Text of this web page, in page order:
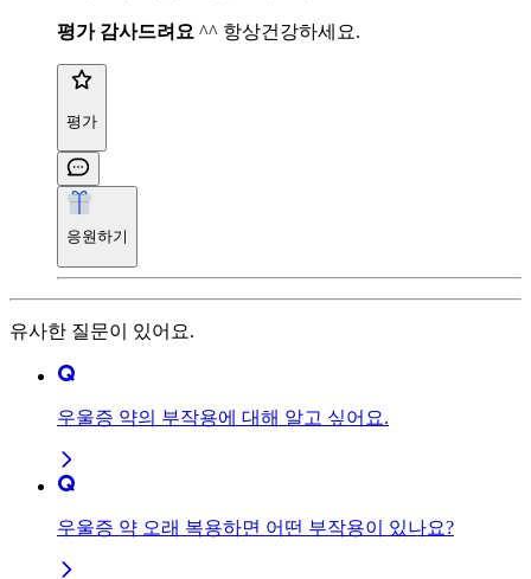
평가 감사드려요 ^^ 항상건강하세요.
평가
응원하기
유사한 질문이 있어요.
우울증 약의 부작용에 대해 알고 싶어요.
우울증 약 오래 복용하면 어떤 부작용이 있나요?